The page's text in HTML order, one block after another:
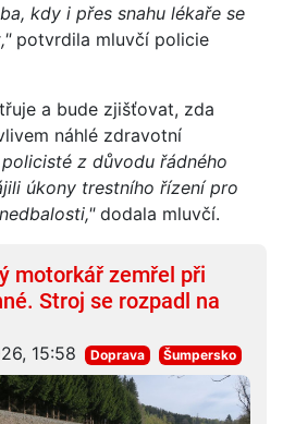
kdy i přes snahu lékaře se
potvrdila mluvčí policie
a bude zjišťovat, zda
náhlé zdravotní
z důvodu řádného
úkony trestního řízení pro
dodala mluvčí.
motorkář zemřel při
Stroj se rozpadl na
15:58 Doprava Šumpersko